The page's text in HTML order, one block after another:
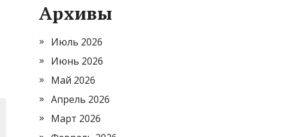
Архивы
Июль 2026
Июнь 2026
Май 2026
Апрель 2026
Март 2026